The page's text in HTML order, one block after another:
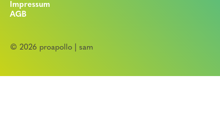
Impressum
AGB
© 2026 proapollo | sam